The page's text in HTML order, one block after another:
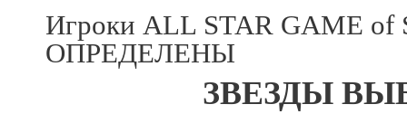
Игроки ALL STAR GAME of
ОПРЕДЕЛЕНЫ
ЗВЕЗДЫ